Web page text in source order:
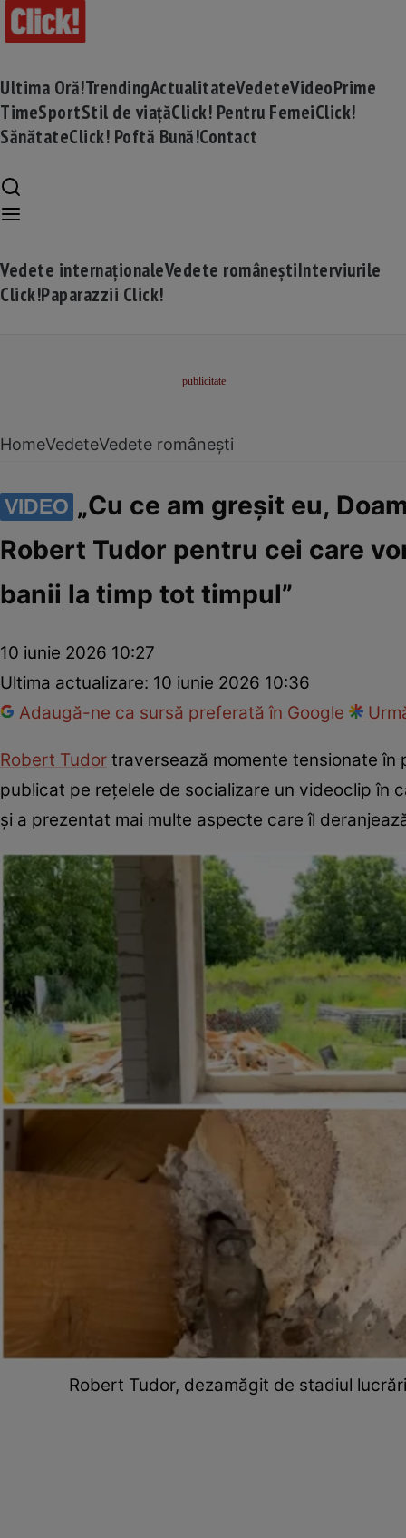
Ultima Oră!TrendingActualitateVedeteVideoPrime
TimeSportStil de viațăClick! Pentru FemeiClick!
SănătateClick! Poftă Bună!Contact
Vedete internaționaleVedete româneștiInterviurile
Click!Paparazzii Click!
HomeVedeteVedete românești
VIDEO „Cu ce am greșit eu,
Robert Tudor pentru cei care
banii la timp tot timpul”
10 iunie 2026 10:27
Ultima actualizare: 10 iunie 2026 10:36
Adaugă-ne ca sursă preferată în Google
Robert Tudor traversează momente tensionate în
publicat pe rețelele de socializare un videoclip în
și a prezentat mai multe aspecte care îl
Robert Tudor, dezamăgit de stadiul